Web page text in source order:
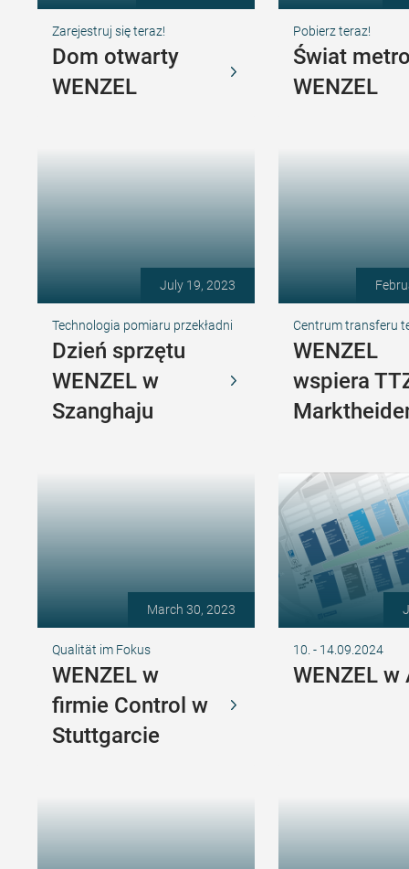
Zarejestruj się teraz!
Dom otwarty
WENZEL
Pobierz teraz!
Świat
WENZEL
July 19, 2023
Technologia pomiaru przekładni
Dzień sprzętu
WENZEL w
Szanghaju
Centrum transferu
WENZEL
wspiera
March 30, 2023
Qualität im Fokus
WENZEL w
firmie Control w
Stuttgarcie
10. - 14.09.2024
WENZEL w